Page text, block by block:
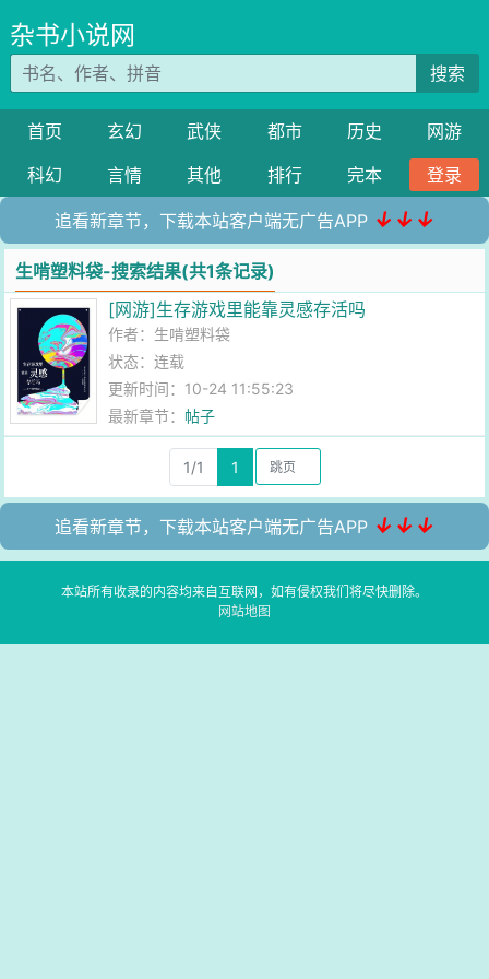
杂书小说网
搜索
首页 玄幻 武侠 都市 历史
网游
科幻
言情 其他 排行 完本 登录
追看新章节，下载本站客户端无广告APP ↓↓↓
生啃塑料袋-搜索结果(共1条记录)
[网游]生存游戏里能靠灵感存活吗
作者： 生啃塑料袋
状态：连载
更新时间：10-24 11:55:23
最新章节： 帖子
1/1 1
追看新章节，下载本站客户端无广告APP ↓↓↓
本站所有收录的内容均来自互联网，如有侵权我们将尽快删除。
网站地图